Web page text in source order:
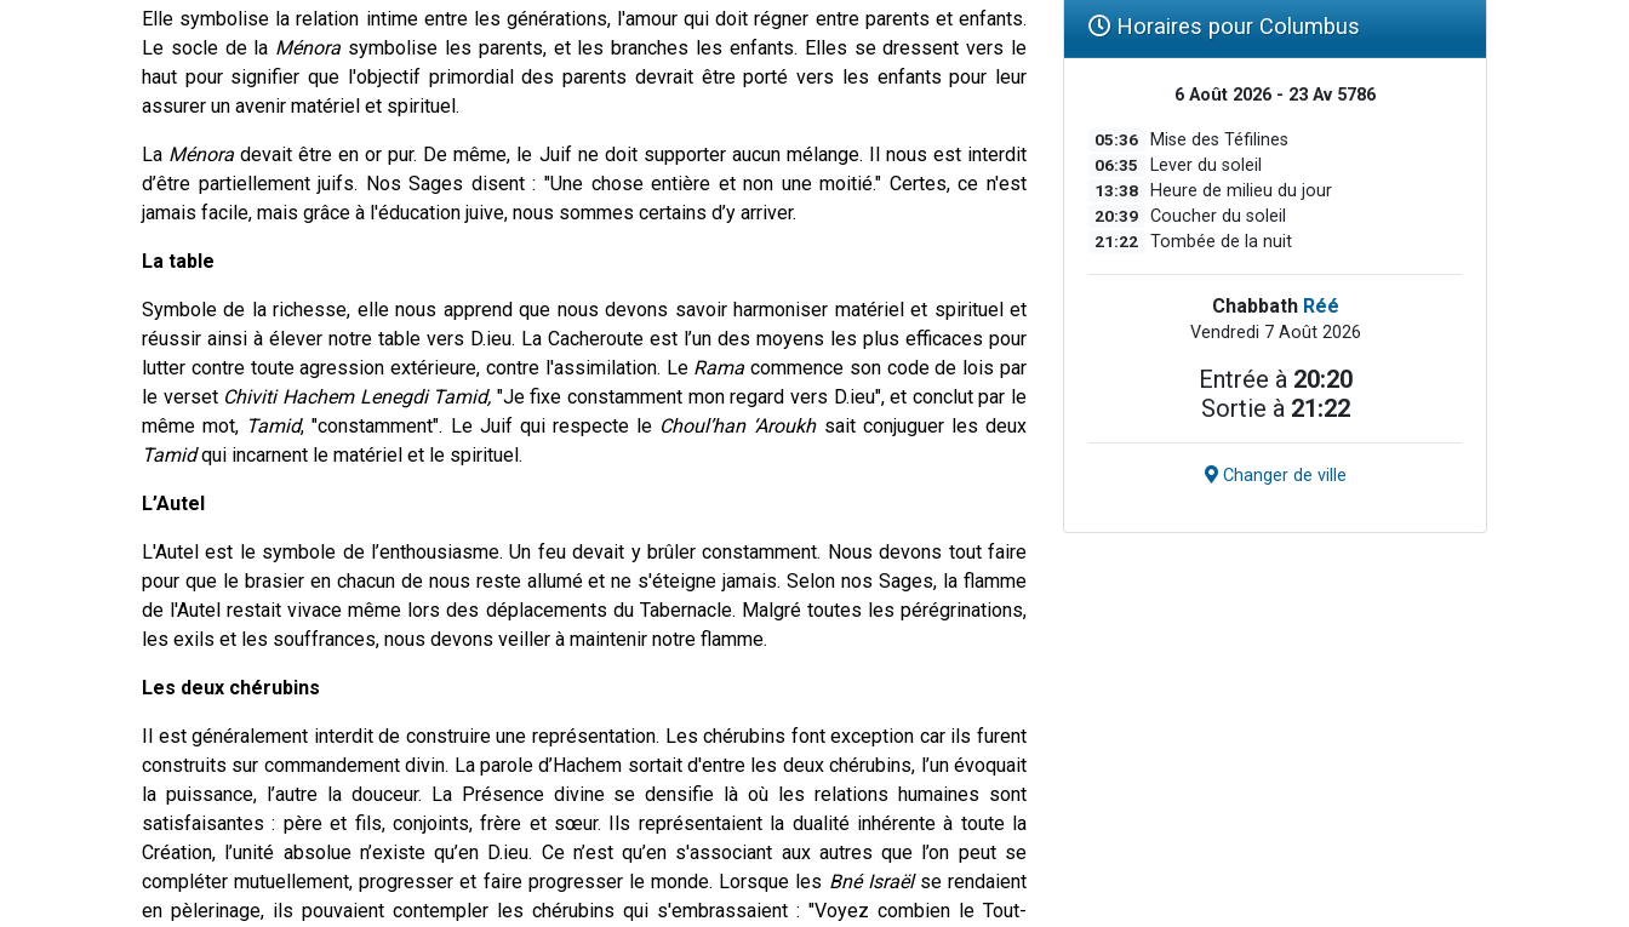
Elle symbolise la relation intime entre les générations, l'amour qui doit régner entre parents et enfants.
Le socle de la Ménora symbolise les parents, et les branches les enfants. Elles se dressent vers le
haut pour signifier que l'objectif primordial des parents devrait être porté vers les enfants pour leur
assurer un avenir matériel et spirituel.
La Ménora devait être en or pur. De même, le Juif ne doit supporter aucun mélange. Il nous est interdit
d’être partiellement juifs. Nos Sages disent : "Une chose entière et non une moitié." Certes, ce n'est
jamais facile, mais grâce à l'éducation juive, nous sommes certains d’y arriver.
La table
Symbole de la richesse, elle nous apprend que nous devons savoir harmoniser matériel et spirituel et
réussir ainsi à élever notre table vers D.ieu. La Cacheroute est l’un des moyens les plus efficaces pour
lutter contre toute agression extérieure, contre l'assimilation. Le Ramacommence son code de lois par
le verset Chiviti Hachem Lenegdi Tamid, "Je fixe constamment mon regard vers D.ieu", et conclut par le
même mot, Tamid, "constamment". Le Juif qui respecte le Choul’han ‘Aroukhsait conjuguer les deux
Tamidqui incarnent le matériel et le spirituel.
L’Autel
L'Autel est le symbole de l’enthousiasme. Un feu devait y brûler constamment. Nous devons tout faire
pour que le brasier en chacun de nous reste allumé et ne s'éteigne jamais. Selon nos Sages, la flamme
de l'Autel restait vivace même lors des déplacements du Tabernacle. Malgré toutes les pérégrinations,
les exils et les souffrances, nous devons veiller à maintenir notre flamme.
Les deux chérubins
Il est généralement interdit de construire une représentation. Les chérubins font exception car ils furent
construits sur commandement divin. La parole d’Hachem sortait d'entre les deux chérubins, l’un évoquait
la puissance, l’autre la douceur. La Présence divine se densifie là où les relations humaines sont
satisfaisantes : père et fils, conjoints, frère et sœur. Ils représentaient la dualité inhérente à toute la
Création, l’unité absolue n’existe qu’en D.ieu. Ce n’est qu’en s'associant aux autres que l’on peut se
compléter mutuellement, progresser et faire progresser le monde. Lorsque les Bné Israëlse rendaient
en pèlerinage, ils pouvaient contempler les chérubins qui s'embrassaient : "Voyez combien le Tout-
Horaires pour Columbus
6 Août 2026 - 23 Av 5786
05:36 Mise des Téfilines
06:35 Lever du soleil
13:38 Heure de milieu du jour
20:39 Coucher du soleil
21:22 Tombée de la nuit
Chabbath Réé
Vendredi 7 Août 2026
Entrée à 20:20
Sortie à 21:22
Changer de ville